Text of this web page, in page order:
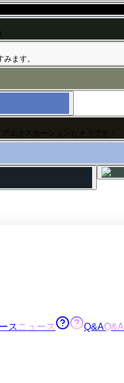
ます。
エクスカーションだそうです！
ス ニュース Q&AQ&A